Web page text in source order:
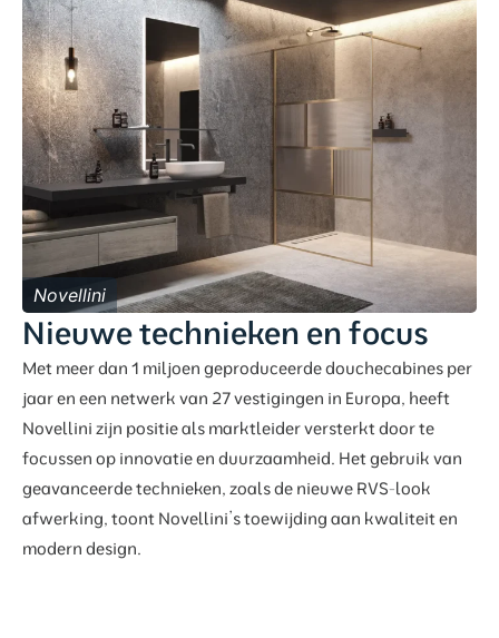
Nieuwe technieken en focus
Met meer dan 1 miljoen geproduceerde douchecabines per
jaar en een netwerk van 27 vestigingen in Europa, heeft
Novellini zijn positie als marktleider versterkt door te
focussen op innovatie en duurzaamheid. Het gebruik van
geavanceerde technieken, zoals de nieuwe RVS-look
afwerking, toont Novellini’s toewijding aan kwaliteit en
modern design.
Novellini